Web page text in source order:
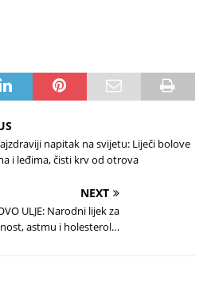
napitak na svijetu: Liječi bolove
i leđima, čisti krv od otrova
NEXT
ULJE: Narodni lijek za
astmu i holesterol…